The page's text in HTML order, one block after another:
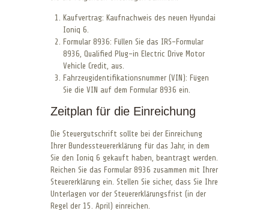
Kaufvertrag: Kaufnachweis des neuen Hyundai
Ioniq 6.
Formular 8936: Füllen Sie das IRS-Formular
8936, Qualified Plug-in Electric Drive Motor
Vehicle Credit, aus.
Fahrzeugidentifikationsnummer (VIN): Fügen
Sie die VIN auf dem Formular 8936 ein.
Zeitplan für die Einreichung
Die Steuergutschrift sollte bei der Einreichung
Ihrer Bundessteuererklärung für das Jahr, in dem
Sie den Ioniq 6 gekauft haben, beantragt werden.
Reichen Sie das Formular 8936 zusammen mit Ihrer
Steuererklärung ein. Stellen Sie sicher, dass Sie Ihre
Unterlagen vor der Steuererklärungsfrist (in der
Regel der 15. April) einreichen.